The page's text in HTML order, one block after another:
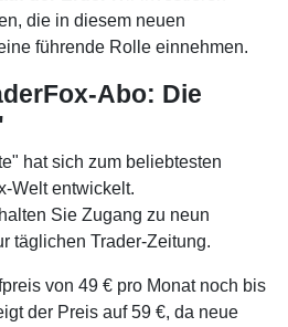
die in diesem neuen
führende Rolle einnehmen.
Abo: Die
hat sich zum beliebtesten
Welt entwickelt.
Sie Zugang zu neun
täglichen Trader-Zeitung.
von 49 € pro Monat noch bis
der Preis auf 59 €, da neue